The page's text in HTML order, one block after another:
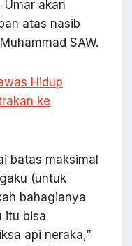
akan
atas nasib
SAW.
Hidup
ke
batas maksimal
(untuk
bahagianya
itu bisa
api neraka,”